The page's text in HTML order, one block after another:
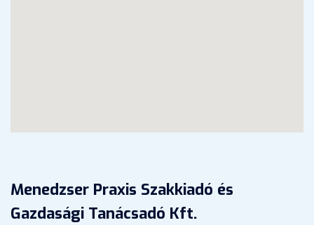
Menedzser Praxis Szakkiadó és
Gazdasági Tanácsadó Kft.